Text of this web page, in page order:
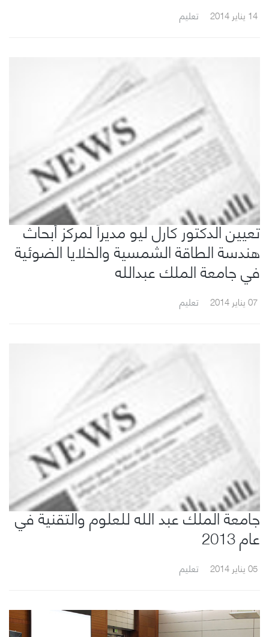
14 يناير 2014 تعليم
تعيين الدكتور كارل ليو مديراً لمركز أبحاث
هندسة الطاقة الشمسية والخلايا الضوئية
في جامعة الملك عبدالله
07 يناير 2014 تعليم
جامعة الملك عبد الله للعلوم والتقنية في
عام 2013
05 يناير 2014 تعليم